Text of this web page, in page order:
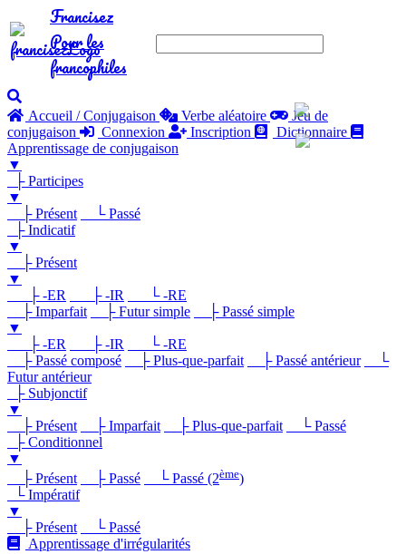
Francisez
Pour les
francophiles
Accueil / Conjugaison Verbe aléatoire
Jeu de
conjugaison
Connexion Inscription
Dictionnaire
Apprentissage de conjugaison
▼
├ Participes
▼
├ Présent
└ Passé
├ Indicatif
▼
├ Présent
▼
├ -ER
├ -IR
└ -RE
├ Imparfait
├ Futur simple
├ Passé simple
▼
├ -ER
├ -IR
└ -RE
├ Passé composé
├ Plus-que-parfait ├ Passé antérieur
└
Futur antérieur
├ Subjonctif
▼
├ Présent
├ Imparfait ├ Plus-que-parfait
└ Passé
├ Conditionnel
▼
├ Présent
├ Passé └ Passé (2ème)
└ Impératif
▼
├ Présent
└ Passé
Apprentissage d'irrégularités